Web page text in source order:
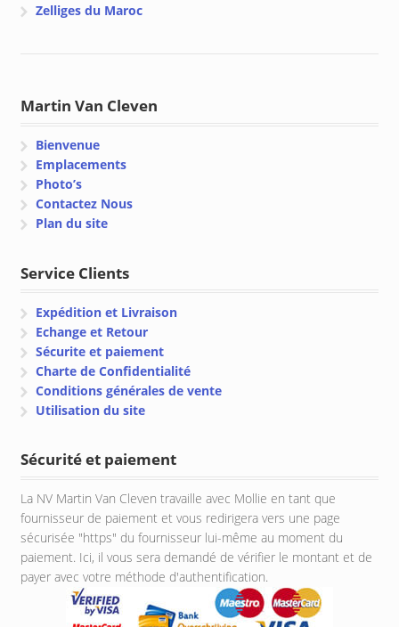
Zelliges du Maroc
Martin Van Cleven
Bienvenue
Emplacements
Photo’s
Contactez Nous
Plan du site
Service Clients
Expédition et Livraison
Echange et Retour
Sécurite et paiement
Charte de Confidentialité
Conditions générales de vente
Utilisation du site
Sécurité et paiement
La NV Martin Van Cleven travaille avec Mollie en tant que
fournisseur de paiement et vous redirigera vers une page
sécurisée "https" du fournisseur lui-même au moment du
paiement. Ici, il vous sera demandé de vérifier le montant et de
payer avec votre méthode d'authentification.